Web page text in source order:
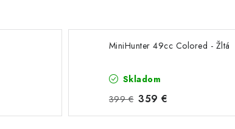
MiniHunter 49cc Colored - Žltá
Skladom
399 € 359 €